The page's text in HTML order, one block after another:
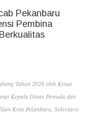
Pekanbaru
Pembina
Tahun 2026 oleh Ketua
Kepala Dinas Pemuda dan
Kota Pekanbaru, Sekretaris